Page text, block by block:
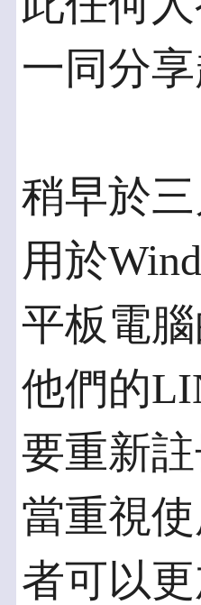
一同分
稍早於
用於
平板電
他們的
要重新
當重視
者可以